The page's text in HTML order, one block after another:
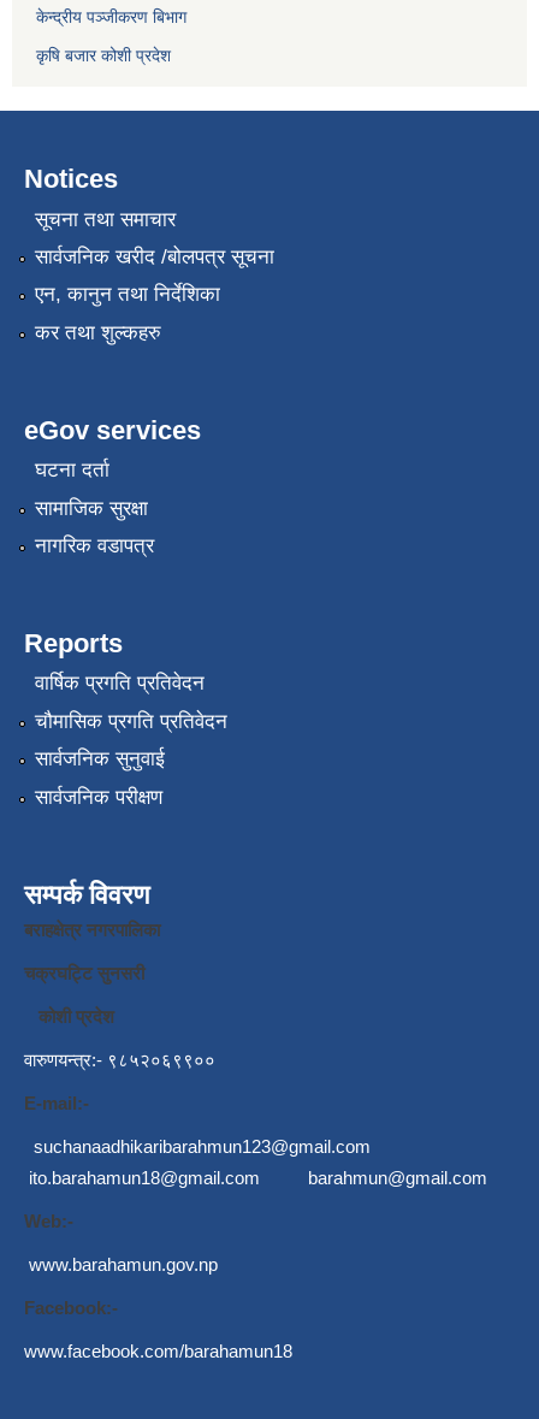
केन्द्रीय पञ्जीकरण बिभाग
कृषि बजार कोशी प्रदेश
Notices
सूचना तथा समाचार
सार्वजनिक खरीद /बोलपत्र सूचना
एन, कानुन तथा निर्देशिका
कर तथा शुल्कहरु
eGov services
घटना दर्ता
सामाजिक सुरक्षा
नागरिक वडापत्र
Reports
वार्षिक प्रगति प्रतिवेदन
चौमासिक प्रगति प्रतिवेदन
सार्वजनिक सुनुवाई
सार्वजनिक परीक्षण
सम्पर्क विवरण
बराहक्षेत्र नगरपालिका
चक्रघट्टि सुनसरी
कोशी प्रदेश
वारुणयन्त्र:- ९८५२०६९९००
E-mail:-
suchanaadhikaribarahmun123@gmail.com
ito.barahamun18@gmail.com
barahmun@gmail.com
Web:-
www.barahamun.gov.np
Facebook:-
www.facebook.com/barahamun18